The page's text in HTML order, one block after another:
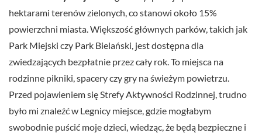
hektarami terenów zielonych, co stanowi około 15%
powierzchni miasta. Większość głównych parków, takich jak
Park Miejski czy Park Bielański, jest dostępna dla
zwiedzających bezpłatnie przez cały rok. To miejsca na
rodzinne pikniki, spacery czy gry na świeżym powietrzu.
Przed pojawieniem się Strefy Aktywności Rodzinnej, trudno
było mi znaleźć w Legnicy miejsce, gdzie mogłabym
swobodnie puścić moje dzieci, wiedząc, że będą bezpieczne i